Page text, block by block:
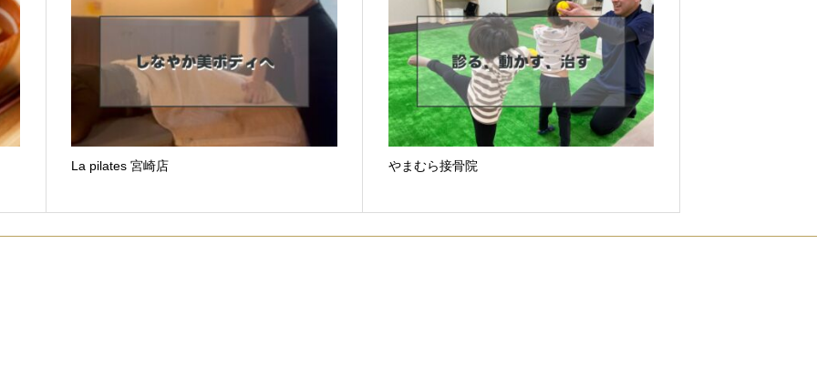
La pilates 宮崎店 やまむら接骨院